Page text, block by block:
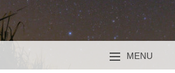
MENU